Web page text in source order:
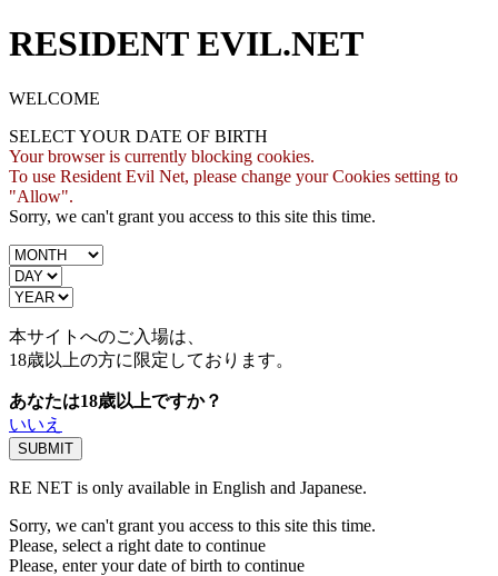
RESIDENT EVIL.NET
WELCOME
SELECT YOUR DATE OF BIRTH
Your browser is currently blocking cookies.
To use Resident Evil Net, please change your Cookies setting to
"Allow".
Sorry, we can't grant you access to this site this time.
本サイトへのご入場は、
18歳以上の方に限定しております。
あなたは18歳以上ですか？
いいえ
RE NET is only available in English and Japanese.
Sorry, we can't grant you access to this site this time.
Please, select a right date to continue
Please, enter your date of birth to continue